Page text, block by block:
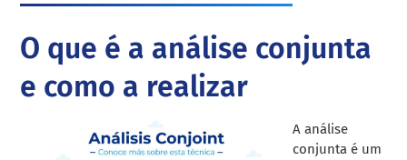
O que é a análise conjunta
e como a realizar
A análise
conjunta é um